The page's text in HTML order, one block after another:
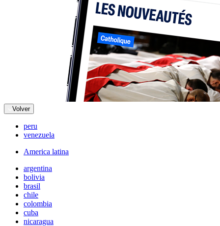
Volver
peru
venezuela
America latina
argentina
bolivia
brasil
chile
colombia
cuba
nicaragua